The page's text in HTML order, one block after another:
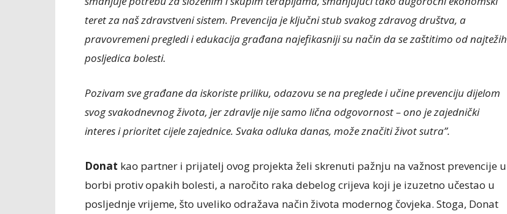
teret za naš zdravstveni sistem. Prevencija je ključni stub svakog zdravog društva, a
pravovremeni pregledi i edukacija građana najefikasniji su način da se zaštitimo od najtežih
posljedica bolesti.
Pozivam sve građane da iskoriste priliku, odazovu se na preglede i učine prevenciju dijelom
svog svakodnevnog života, jer zdravlje nije samo lična odgovornost – ono je zajednički
interes i prioritet cijele zajednice. Svaka odluka danas, može značiti život sutra”.
Donat kao partner i prijatelj ovog projekta želi skrenuti pažnju na važnost prevencije u
borbi protiv opakih bolesti, a naročito raka debelog crijeva koji je izuzetno učestao u
posljednje vrijeme, što uveliko odražava način života modernog čovjeka. Stoga, Donat